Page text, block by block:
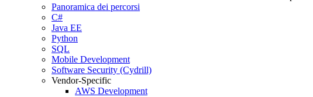
Panoramica dei percorsi
C#
Java EE
Python
SQL
Mobile Development
Software Security (Cydrill)
Vendor-Specific
AWS Development